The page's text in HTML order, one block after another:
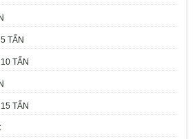
TẤN
TẤN
TẤN